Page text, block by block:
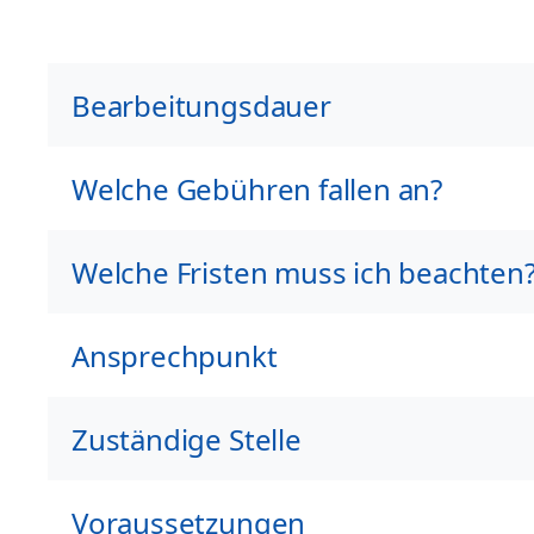
Bearbeitungsdauer
Welche Gebühren fallen an?
Welche Fristen muss ich
Ansprechpunkt
Zuständige Stelle
Voraussetzungen